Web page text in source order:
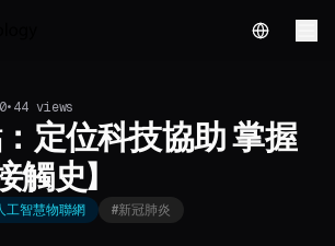
English
• 44views
：定位科技協助 掌握
史】
工智慧物聯網 #新冠肺炎